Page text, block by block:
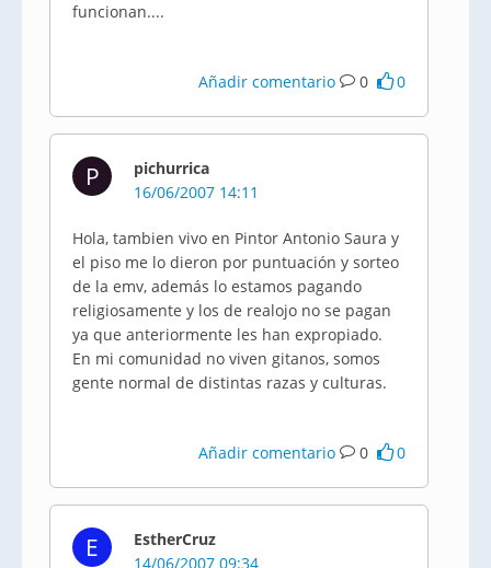
funcionan....
Añadir comentario 0 0
P
pichurrica
16/06/2007 14:11
Hola, tambien vivo en Pintor Antonio Saura y
el piso me lo dieron por puntuación y sorteo
de la emv, además lo estamos pagando
religiosamente y los de realojo no se pagan
ya que anteriormente les han expropiado.
En mi comunidad no viven gitanos, somos
gente normal de distintas razas y culturas.
Añadir comentario 0 0
E
EstherCruz
14/06/2007 09:34